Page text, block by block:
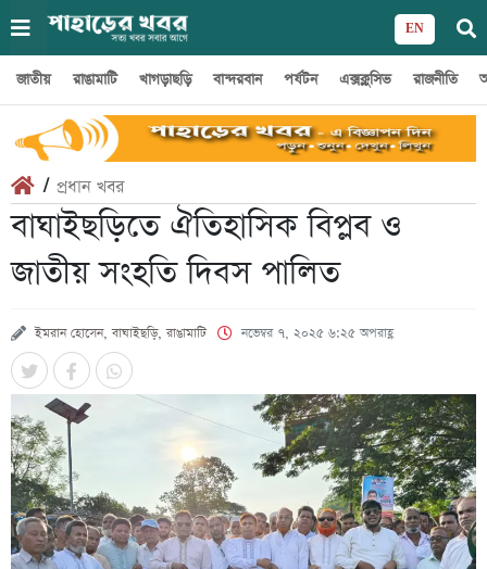
EN
জাতীয় রাঙামাটি খাগড়াছড়ি বান্দরবান পর্যটন এক্সক্লুসিভ রাজনীতি
/ প্রধান খবর
বাঘাইছড়িতে ঐতিহাসিক বিপ্লব ও
জাতীয় সংহতি দিবস পালিত
ইমরান হোসেন, বাঘাইছড়ি, রাঙামাটি নভেম্বর ৭, ২০২৫ ৬:২৫ অপরাহ্ণ